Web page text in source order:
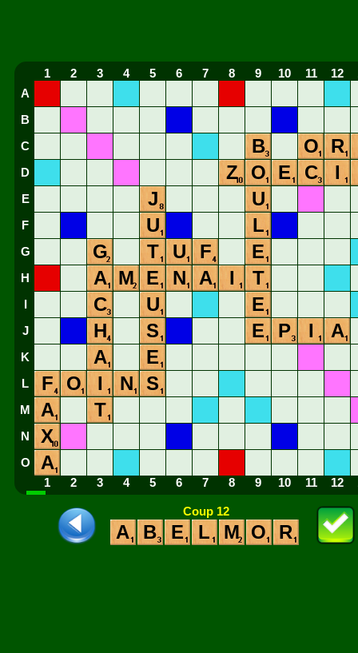
1 2 3 4 5 6 7 8 9 10 11 12
A
B
C B O R
D Z O E C I
E J U
F U L
G G T U F E
H A M E N A I T
I C U E
J H S E P I A
K A E
L F O I N S
M A T
N X
O A
1 2 3 4 5 6 7 8 9 10 11 12
Coup 12
A B E L M O R